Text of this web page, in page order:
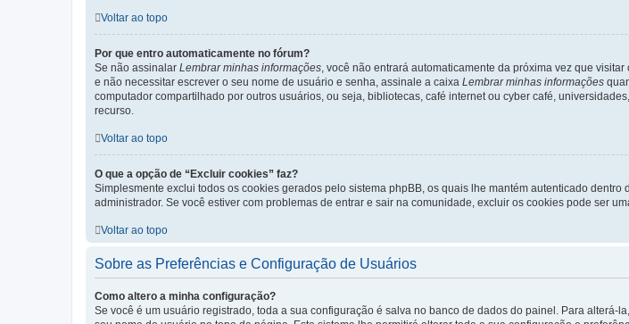
Voltar ao topo
Por que entro automaticamente no fórum?
Se não assinalar Lembrar minhas informações, você não entrará automaticamente da próxima vez que
e não necessitar escrever o seu nome de usuário e senha, assinale a caixa Lembrar minhas informações
computador compartilhado por outros usuários, ou seja, bibliotecas, café internet ou cyber café,
recurso.
Voltar ao topo
O que a opção de “Excluir cookies” faz?
Simplesmente exclui todos os cookies gerados pelo sistema phpBB, os quais lhe mantém autenticado
administrador. Se você estiver com problemas de entrar e sair na comunidade, excluir os cookies pode ser
Voltar ao topo
Sobre as Preferências e Configuração de Usuários
Como altero a minha configuração?
Se você é um usuário registrado, toda a sua configuração é salva no banco de dados do painel. Para